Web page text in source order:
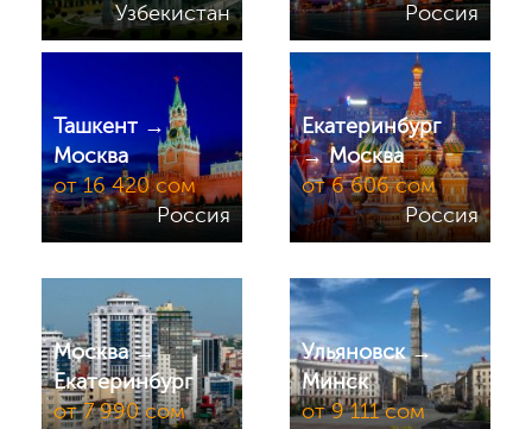
Узбекистан
Россия
Ташкент →
Москва
от 16 420 сом
Россия
Екатеринбург
→ Москва
от 6 606 сом
Россия
Москва →
Екатеринбург
от 7 990 сом
Ульяновск →
Минск
от 9 111 сом